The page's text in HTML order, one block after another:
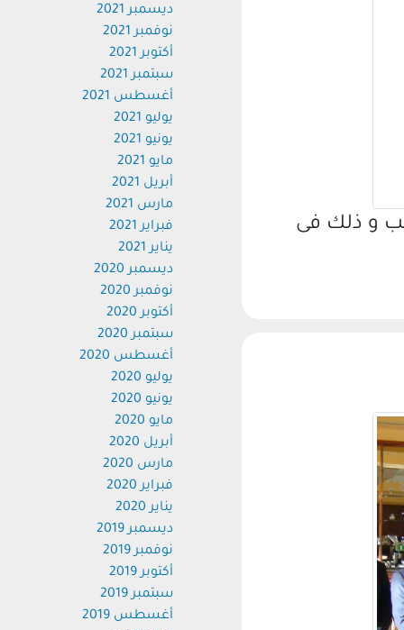
و ذلك فى
ديسمبر 2021
نوفمبر 2021
أكتوبر 2021
سبتمبر 2021
أغسطس 2021
يوليو 2021
يونيو 2021
مايو 2021
أبريل 2021
مارس 2021
فبراير 2021
يناير 2021
ديسمبر 2020
نوفمبر 2020
أكتوبر 2020
سبتمبر 2020
أغسطس 2020
يوليو 2020
يونيو 2020
مايو 2020
أبريل 2020
مارس 2020
فبراير 2020
يناير 2020
ديسمبر 2019
نوفمبر 2019
أكتوبر 2019
سبتمبر 2019
أغسطس 2019